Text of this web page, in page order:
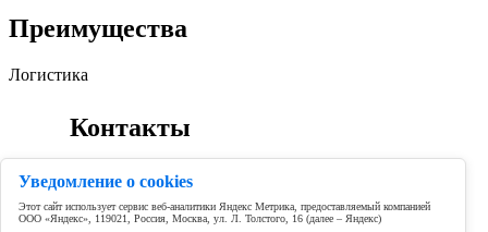
Преимущества
Логистика
ᅠ ᅠ Контакты
© 2026 ООО "Баткомплект"
Уведомление о cookies
Этот сайт использует сервис веб-аналитики Яндекс Метрика, предоставляемый компанией
ООО «Яндекс», 119021, Россия, Москва, ул. Л. Толстого, 16 (далее – Яндекс)